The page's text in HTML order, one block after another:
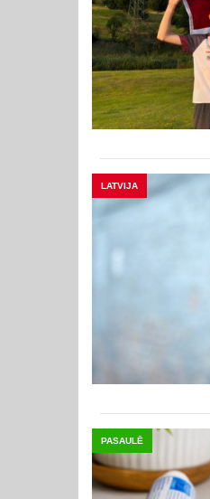
LATVIJA
PASAULĒ